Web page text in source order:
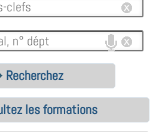
Recherchez
les formations